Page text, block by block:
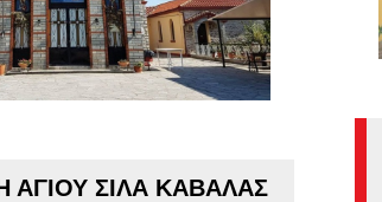
ΑΓΙΟΥ ΣΙΛΑ ΚΑΒΑΛΑΣ